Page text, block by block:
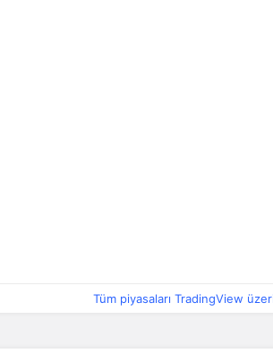
Tüm piyasaları TradingView